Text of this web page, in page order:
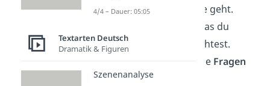
spannenden Geschichte geht.
Notiere dir jetzt alles, was du
darüber schreiben möchtest.
Versuche dabei folgende Fragen
zu beantworten:
4/4 – Dauer: 05:05
Textarten Deutsch
Dramatik & Figuren
Szenenanalyse